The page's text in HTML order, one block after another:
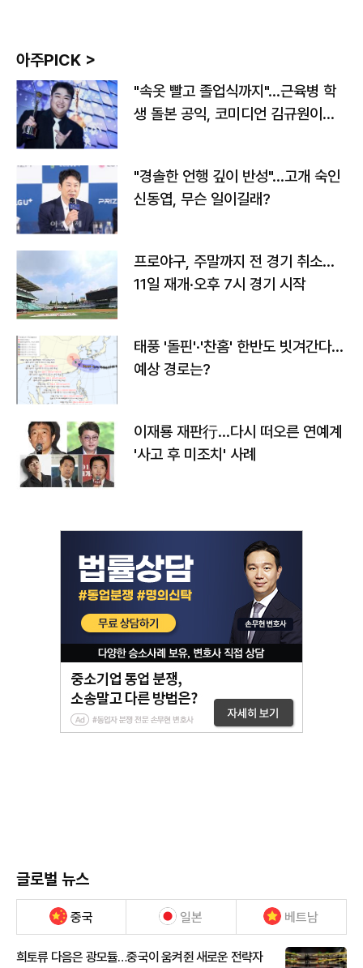
아주PICK >
"속옷 빨고 졸업식까지"…근육병 학
생 돌본 공익, 코미디언 김규원이었
"경솔한 언행 깊이 반성"…고개 숙인
신동엽, 무슨 일이길래?
프로야구, 주말까지 전 경기 취소…
11일 재개·오후 7시 경기 시작
태풍 '돌핀'·'찬홈' 한반도 빗겨간다…
예상 경로는?
이재룡 재판行…다시 떠오른 연예계
'사고 후 미조치' 사례
글로벌 뉴스
중국 일본 베트남
희토류 다음은 광모듈…중국이 움켜쥔 새로운 전략자